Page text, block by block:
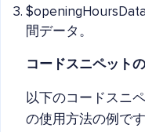
間データ。
コードスニペット
以下のコードスニ
の使用方法の例で